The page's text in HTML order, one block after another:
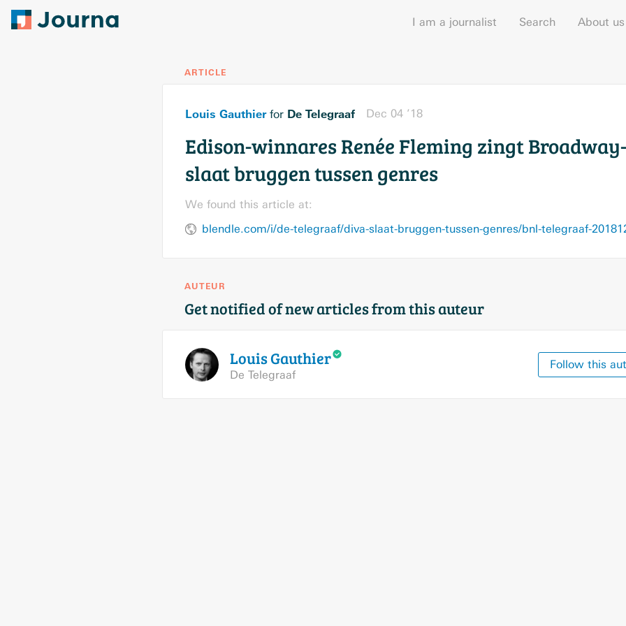
I am a journalist Search About us
ARTICLE
Louis Gauthierfor De Telegraaf Dec 04 ’18
Edison-winnares Renée Fleming zingt
slaat bruggen tussen genres
We found this article at:
blendle.com/i/de-telegraaf/diva-slaat-bruggen-tussen-genres/bnl-telegraaf-
AUTEUR
Get notified of new articles from this auteur
LouisGauthier
De Telegraaf
Follow this